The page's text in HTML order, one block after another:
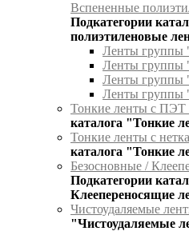
Вспененные
Подкатегории
полиэтиленовые
Ленты группы
Ленты группы
Ленты группы
Ленты группы
Тонкие ленты с ПЭТ
каталога "Тонкие
Тонкие ленты с
каталога "Тонкие
Безосновные /
Подкатегории
Клеепереносящие
Чистоудаляемые
"Чистоудаляемые